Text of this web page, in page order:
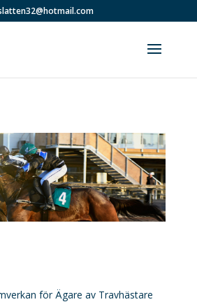
för Ägare av Travhästare